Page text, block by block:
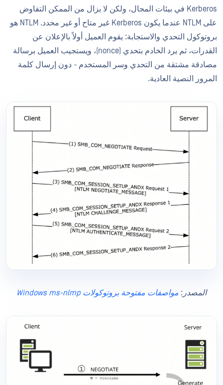
Kerberos في بيئات المجال، ولكن لا يزال من الممكن التفاوض
على NTLM عندما يكون Kerberos غير متاح أو غير محدد. NTLM هو
بروتوكول التحدي والاستجابة: يقوم العميل أولاً بالإعلان عن
القدرات، ثم يرد الخادم بتحدي (nonce)، ويستجيب العميل برسالة
مصادقة مشتقة من التحدي وسر المستخدم - دون إرسال كلمة
المرور النصية العادية.
المصدر : مواصفات مفتوحة بروتوكولات Windows ms-nlmp